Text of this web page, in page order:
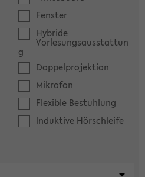
Fenster
Hybride
Vorlesungsausstattun
g
Doppelprojektion
Mikrofon
Flexible Bestuhlung
Induktive Hörschleife